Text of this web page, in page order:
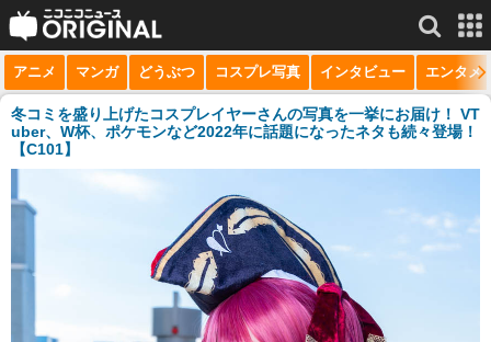
サービス一覧 もっと見る
niconico
動画
マンガ
アニメ マンガ どうぶつ コスプレ写真 インタビュー エンタメ
冬コミを盛り上げたコスプレイヤーさんの写真を一挙にお届け！ VT
uber、W杯、ポケモンなど2022年に話題になったネタも続々登場！
【C101】